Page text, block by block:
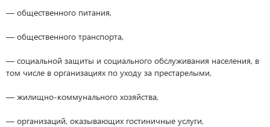
— общественного питания,
— общественного транспорта,
— социальной защиты и социального обслуживания населения, в
том числе в организациях по уходу за престарелыми,
— жилищно-коммунального хозяйства,
— организаций, оказывающих гостиничные услуги,